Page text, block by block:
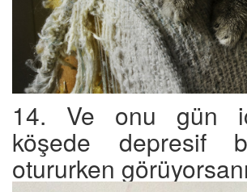
14. Ve onu gün
köşede depresif
otururken